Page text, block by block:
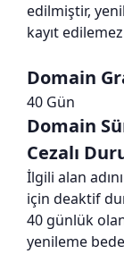
edilmiştir,
kayıt
Domain
40 Gün
Domain
Cezalı
İlgili alan
için deaktif
40 günlük
yenileme